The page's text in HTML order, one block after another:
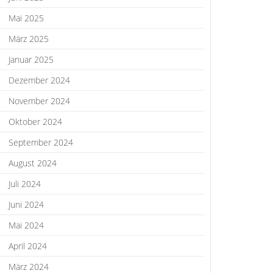
Mai 2025
März 2025
Januar 2025
Dezember 2024
November 2024
Oktober 2024
September 2024
August 2024
Juli 2024
Juni 2024
Mai 2024
April 2024
März 2024